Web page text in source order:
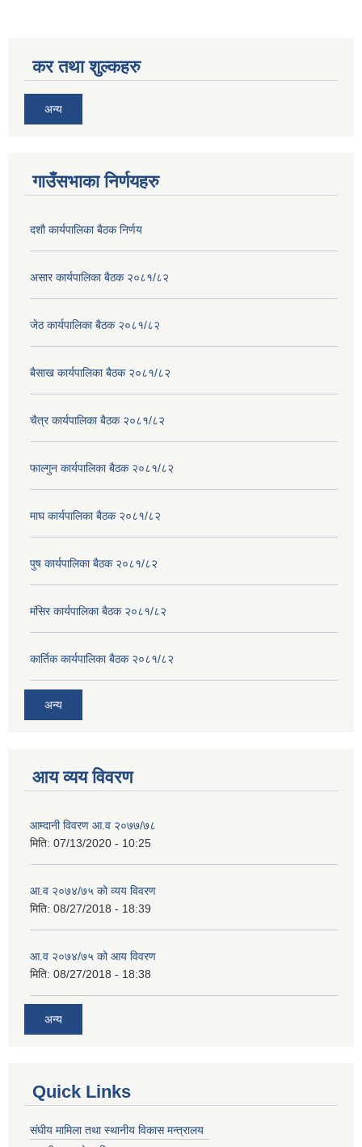
कर तथा शुल्कहरु
अन्य
गाउँसभाका निर्णयहरु
दशौ कार्यपालिका बैठक निर्णय
असार कार्यपालिका बैठक २०८१/८२
जेठ कार्यपालिका बैठक २०८१/८२
बैसाख कार्यपालिका बैठक २०८१/८२
चैत्र कार्यपालिका बैठक २०८१/८२
फाल्गुन कार्यपालिका बैठक २०८१/८२
माघ कार्यपालिका बैठक २०८१/८२
पुष कार्यपालिका बैठक २०८१/८२
मंसिर कार्यपालिका बैठक २०८१/८२
कार्तिक कार्यपालिका बैठक २०८१/८२
अन्य
आय व्यय विवरण
आम्दानी विवरण आ.व २०७७/७८
मिति: 07/13/2020 - 10:25
आ.व २०७४/७५ को व्यय विवरण
मिति: 08/27/2018 - 18:39
आ.व २०७४/७५ को आय विवरण
मिति: 08/27/2018 - 18:38
अन्य
Quick Links
संघीय मामिला तथा स्थानीय विकास मन्त्रालय